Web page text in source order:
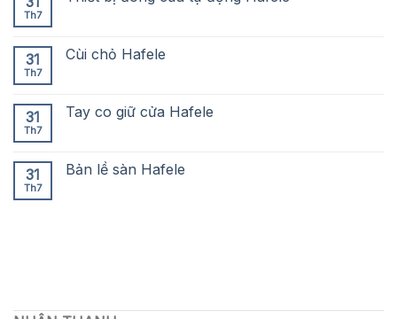
Th7
31
Th7
Cùi chỏ Hafele
31
Th7
Tay co giữ cửa Hafele
31
Th7
Bản lề sàn Hafele